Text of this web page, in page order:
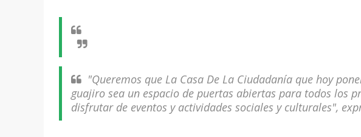
"Queremos que La Casa De La Ciudadanía que hoy
guajiro sea un espacio de puertas abiertas para todos los
disfrutar de eventos y actividades sociales y culturales",